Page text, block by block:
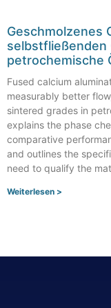
Geschmolzenes
selbstfließenden
petrochemische
Fused calcium
measurably better flow
sintered grades in
explains the phase
comparative
and outlines the
need to qualify the
Weiterlesen >